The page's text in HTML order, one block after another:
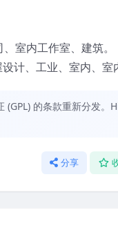
室内工作室、建筑
计、工业、室内、室
(GPL) 的条款重新分发。
分享